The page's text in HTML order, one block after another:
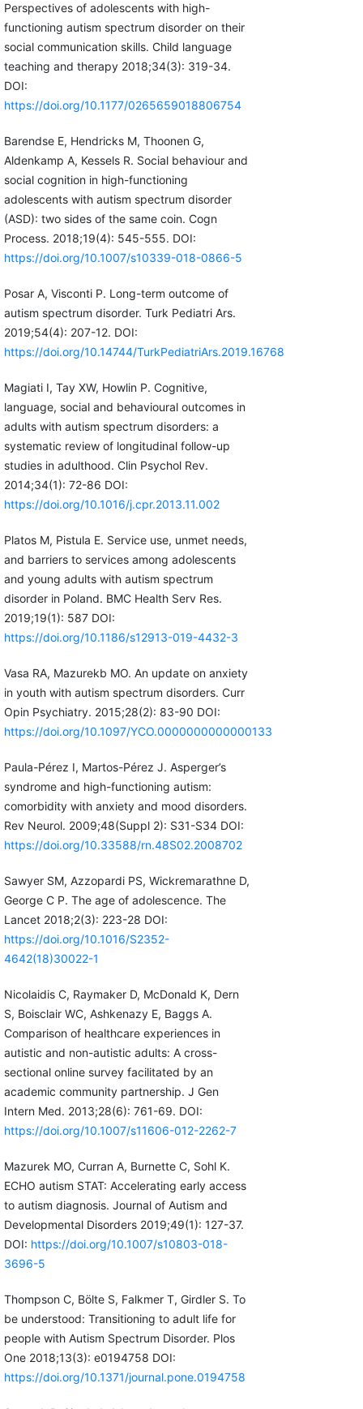
Perspectives of adolescents with high-
functioning autism spectrum disorder on their
social communication skills. Child language
teaching and therapy 2018;34(3): 319-34.
DOI:
https://doi.org/10.1177/0265659018806754
Barendse E, Hendricks M, Thoonen G,
Aldenkamp A, Kessels R. Social behaviour and
social cognition in high-functioning
adolescents with autism spectrum disorder
(ASD): two sides of the same coin. Cogn
Process. 2018;19(4): 545-555. DOI:
https://doi.org/10.1007/s10339-018-0866-5
Posar A, Visconti P. Long-term outcome of
autism spectrum disorder. Turk Pediatri Ars.
2019;54(4): 207-12. DOI:
https://doi.org/10.14744/TurkPediatriArs.2019.16768
Magiati I, Tay XW, Howlin P. Cognitive,
language, social and behavioural outcomes in
adults with autism spectrum disorders: a
systematic review of longitudinal follow-up
studies in adulthood. Clin Psychol Rev.
2014;34(1): 72-86 DOI:
https://doi.org/10.1016/j.cpr.2013.11.002
Platos M, Pistula E. Service use, unmet needs,
and barriers to services among adolescents
and young adults with autism spectrum
disorder in Poland. BMC Health Serv Res.
2019;19(1): 587 DOI:
https://doi.org/10.1186/s12913-019-4432-3
Vasa RA, Mazurekb MO. An update on anxiety
in youth with autism spectrum disorders. Curr
Opin Psychiatry. 2015;28(2): 83-90 DOI:
https://doi.org/10.1097/YCO.0000000000000133
Paula-Pérez I, Martos-Pérez J. Asperger’s
syndrome and high-functioning autism:
comorbidity with anxiety and mood disorders.
Rev Neurol. 2009;48(Suppl 2): S31-S34 DOI:
https://doi.org/10.33588/rn.48S02.2008702
Sawyer SM, Azzopardi PS, Wickremarathne D,
George C P. The age of adolescence. The
Lancet 2018;2(3): 223-28 DOI:
https://doi.org/10.1016/S2352-
4642(18)30022-1
Nicolaidis C, Raymaker D, McDonald K, Dern
S, Boisclair WC, Ashkenazy E, Baggs A.
Comparison of healthcare experiences in
autistic and non-autistic adults: A cross-
sectional online survey facilitated by an
academic community partnership. J Gen
Intern Med. 2013;28(6): 761-69. DOI:
https://doi.org/10.1007/s11606-012-2262-7
Mazurek MO, Curran A, Burnette C, Sohl K.
ECHO autism STAT: Accelerating early access
to autism diagnosis. Journal of Autism and
Developmental Disorders 2019;49(1): 127-37.
DOI: https://doi.org/10.1007/s10803-018-
3696-5
Thompson C, Bölte S, Falkmer T, Girdler S. To
be understood: Transitioning to adult life for
people with Autism Spectrum Disorder. Plos
One 2018;13(3): e0194758 DOI:
https://doi.org/10.1371/journal.pone.0194758